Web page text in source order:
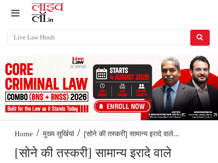
Home / मुख्य सुर्खियां / [सोने की तस्करी] सामान्य इरादे वाले...
[सोने की तस्करी] सामान्य इरादे वाले